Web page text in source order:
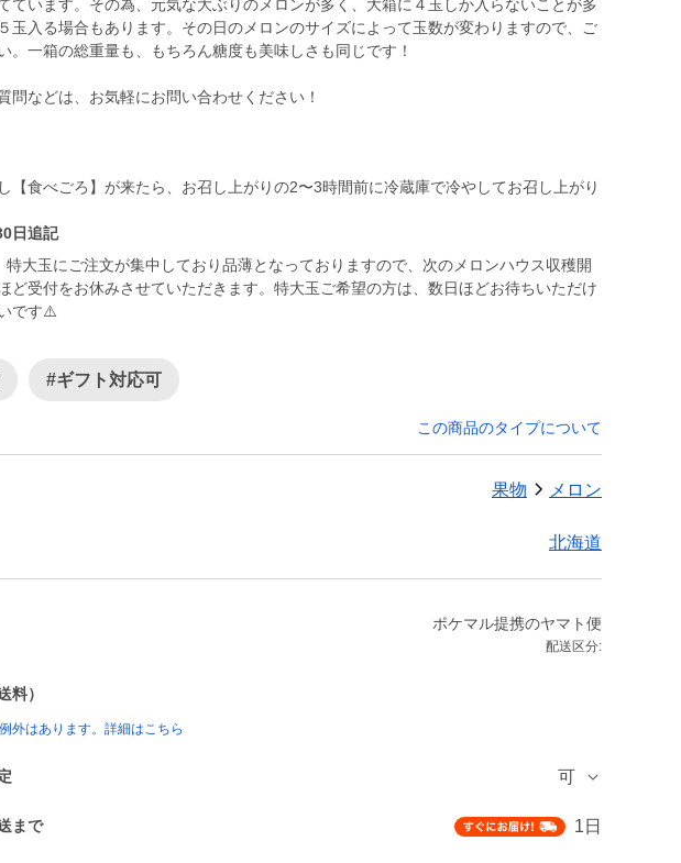
ています。その為、元気な大ぶりのメロンが多く、大箱に４玉しか入らないことが多
玉入る場合もあります。その日のメロンのサイズによって玉数が変わりますので、ご
。一箱の総重量も、もちろん糖度も美味しさも同じです！
問などは、お気軽にお問い合わせください！
【食べごろ】が来たら、お召し上がりの2〜3時間前に冷蔵庫で冷やしてお召し上がり
日追記
大玉にご注文が集中しており品薄となっておりますので、次のメロンハウス収穫開
ど受付をお休みさせていただきます。特大玉ご希望の方は、数日ほどお待ちいただけ
です⚠️
#ギフト対応可
この商品のタイプについて
果物 メロン
北海道
ポケマル提携のヤマト便
配送区分:
料）
外はあります。詳細はこちら
可
まで 1日